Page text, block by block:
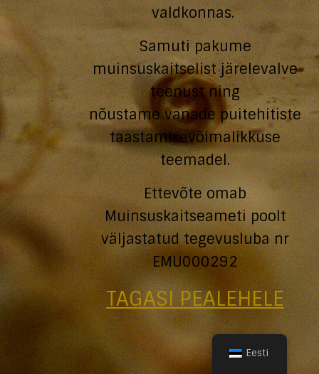
valdkonnas.
Samuti pakume
muinsuskaitselist järelevalve
teenust ning
nõustame vanade puitehitiste
taastamisevõimalikkuse
teemadel.
Ettevõte omab
Muinsuskaitseameti poolt
väljastatud tegevusluba nr
EMU000292
TAGASI PEALEHELE
Eesti